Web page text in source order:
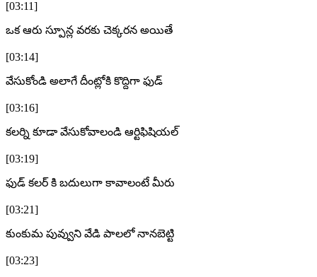
[03:11]
ఒక ఆరు స్పూన్ల వరకు చెక్కరన అయితే
[03:14]
వేసుకోండి అలాగే దీంట్లోకి కొద్దిగా ఫుడ్
[03:16]
కలర్ని కూడా వేసుకోవాలండి ఆర్టిఫిషియల్
[03:19]
ఫుడ్ కలర్ కి బదులుగా కావాలంటే మీరు
[03:21]
కుంకుమ పువ్వుని వేడి పాలలో నానబెట్టి
[03:23]